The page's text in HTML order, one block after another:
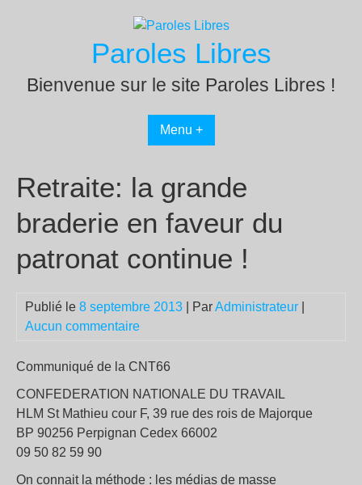
Paroles Libres
Bienvenue sur le site Paroles Libres !
Menu +
Retraite: la grande
braderie en faveur du
patronat continue !
Publié le 8 septembre 2013 | ParAdministrateur
Aucun commentaire
Communiqué de la CNT66
CONFEDERATION NATIONALE DU TRAVAIL
HLM St Mathieu cour F, 39 rue des rois de Majorque
BP 90256 Perpignan Cedex 66002
09 50 82 59 90
On connait la méthode : les médias de masse